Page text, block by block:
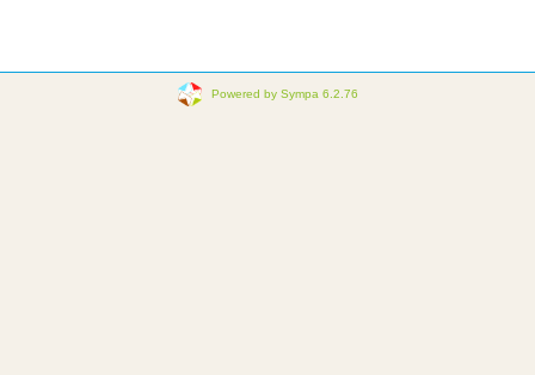
Powered by Sympa 6.2.76